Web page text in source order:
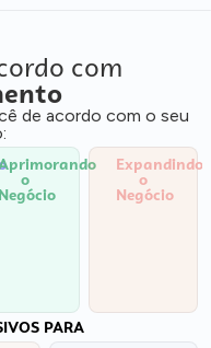
com
de acordo com o seu
o
Negócio
Expandindo
o
Negócio
PARA